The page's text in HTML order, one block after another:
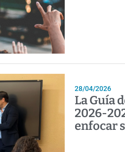
28/04/2026
La Guía
2026-
enfocar